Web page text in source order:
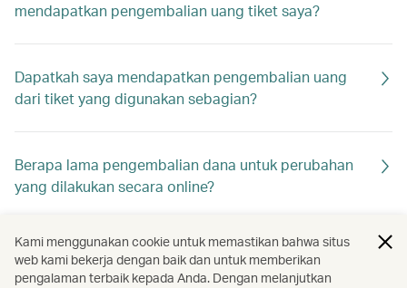
mendapatkan pengembalian uang tiket saya?
Dapatkah saya mendapatkan pengembalian uang
dari tiket yang digunakan sebagian?
Berapa lama pengembalian dana untuk perubahan
yang dilakukan secara online?
Di mana saya dapat meminta bantuan saat
mengalami masalah dalam mengubah pemesanan?
Kami menggunakan cookie untuk memastikan bahwa situs
web kami bekerja dengan baik dan untuk memberikan
pengalaman terbaik kepada Anda. Dengan melanjutkan